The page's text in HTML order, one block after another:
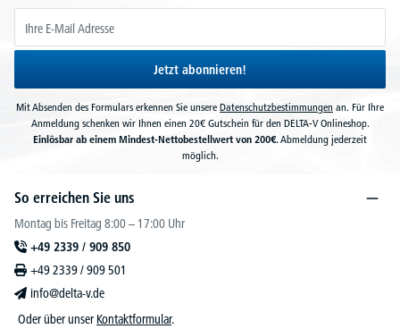
Jetzt abonnieren!
Mit Absenden des Formulars erkennen Sie unsere Datenschutzbestimmungen an. Für Ihre
Anmeldung schenken wir Ihnen einen 20€ Gutschein für den DELTA-V Onlineshop.
Einlösbar ab einem Mindest-Nettobestellwert von 200€.Abmeldung jederzeit
möglich.
So erreichen Sie uns
Montag bis Freitag 8:00 – 17:00 Uhr
+49 2339 / 909 850
+49 2339 / 909 501
info@delta-v.de
Oder über unser Kontaktformular.